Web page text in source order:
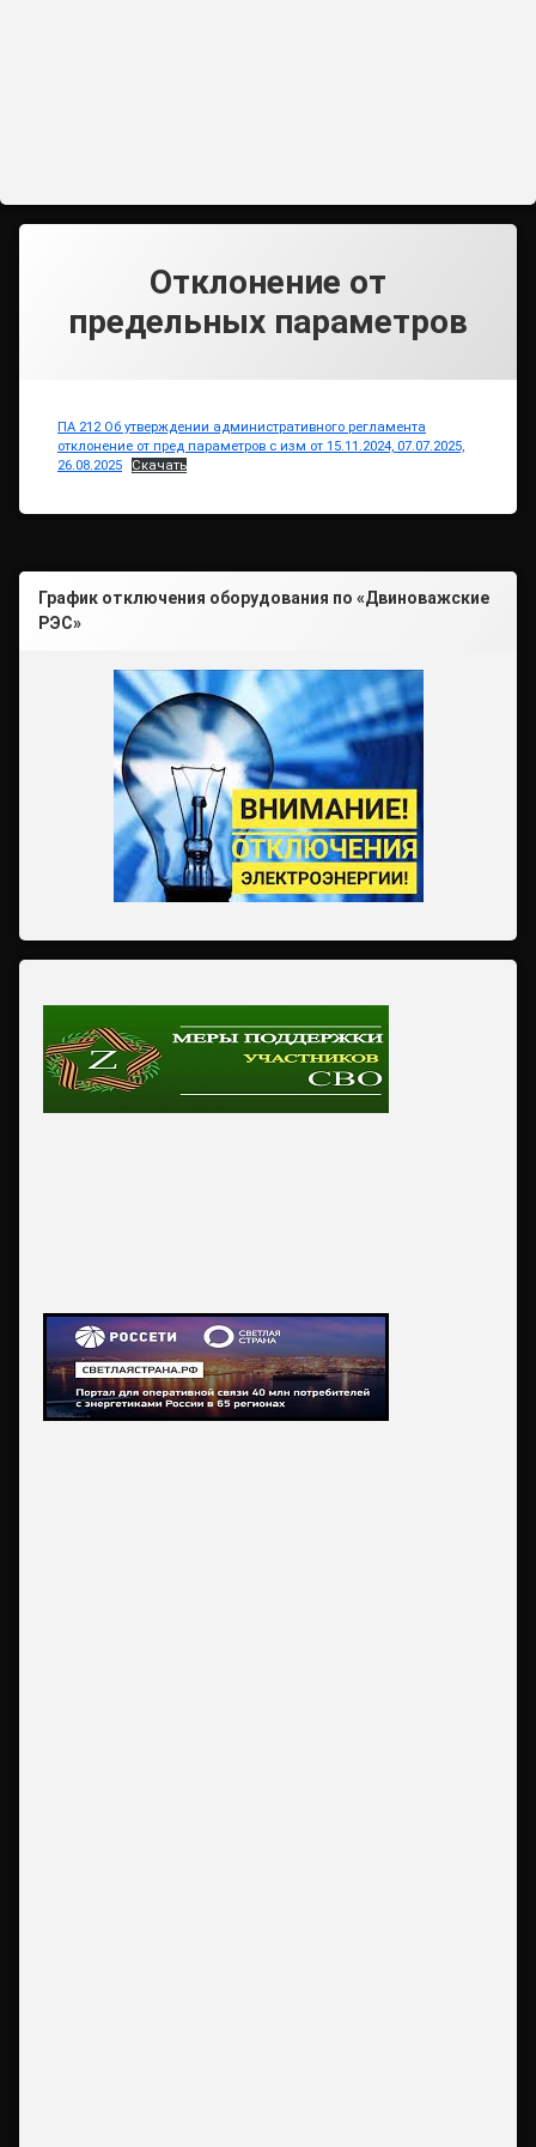
Отклонение от
предельных параметров
ПА 212 Об утверждении административного регламента
отклонение от пред параметров с изм от 15.11.2024, 07.07.2025,
26.08.2025
Скачать
График отключения оборудования по «Двиноважские
РЭС»